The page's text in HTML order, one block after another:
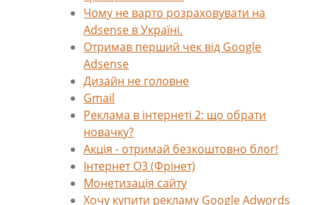
Чому не варто розраховувати на
Adsense в Україні.
Отримав перший чек від Google
Adsense
Дизайн не головне
Gmail
Реклама в інтернеті 2: що обрати
новачку?
Акція - отримай безкоштовно блог!
Інтернет О3 (Фрінет)
Монетизація сайту
Хочу купити рекламу Google Adwords